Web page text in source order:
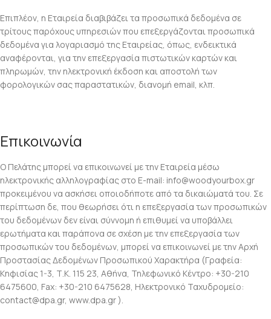
Επιπλέον, η Εταιρεία διαβιβάζει τα προσωπικά δεδομένα σε
τρίτους παρόχους υπηρεσιών που επεξεργάζονται προσωπικά
δεδομένα για λογαριασμό της Εταιρείας, όπως, ενδεικτικά
αναφέρονται, για την επεξεργασία πιστωτικών καρτών και
πληρωμών, την ηλεκτρονική έκδοση και αποστολή των
φορολογικών σας παραστατικών, διανομή email, κλπ.
Επικοινωνία
Ο Πελάτης μπορεί να επικοινωνεί με την Εταιρεία μέσω
ηλεκτρονικής αλληλογραφίας στο E-mail: info@woodyourbox.gr
προκειμένου να ασκήσει οποιοδήποτε από τα δικαιώματά του. Σε
περίπτωση δε, που θεωρήσει ότι η επεξεργασία των προσωπικών
του δεδομένων δεν είναι σύννομη ή επιθυμεί να υποβάλλει
ερωτήματα και παράπονα σε σχέση με την επεξεργασία των
προσωπικών του δεδομένων, μπορεί να επικοινωνεί με την Αρχή
Προστασίας Δεδομένων Προσωπικού Χαρακτήρα (Γραφεία:
Κηφισίας 1-3, Τ.Κ. 115 23, Αθήνα, Τηλεφωνικό Κέντρο: +30-210
6475600, Fax: +30-210 6475628, Ηλεκτρονικό Ταχυδρομείο:
contact@dpa.gr, www.dpa.gr ).